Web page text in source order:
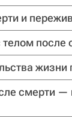
и
телом после
жизни
смерти —